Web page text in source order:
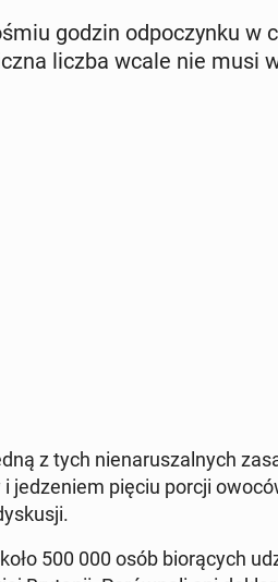
godzin od­po­czyn­ku w
liczba wcale nie musi
z tych nie­na­ru­szal­nych
je­dze­niem pięciu porcji
500 000 osób bio­rą­cych